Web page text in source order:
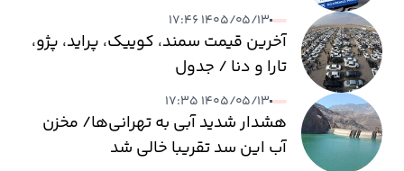
۱۴۰۵/۰۵/۱۳ ۱۷:۴۶
آخرین قیمت سمند، کوییک، پراید، پژو،
تارا و دنا / جدول
۱۴۰۵/۰۵/۱۳ ۱۷:۳۵
هشدار شدید آبی به تهرانی‌ها/ مخزن
آب این سد تقریبا خالی شد